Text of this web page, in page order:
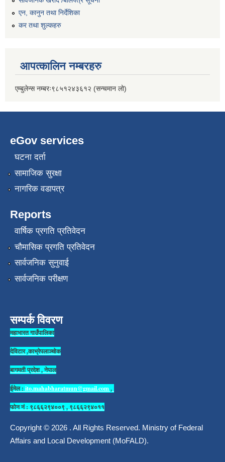
एन, कानुन तथा निर्देशिका
कर तथा शुल्कहरु
आपत्कालिन नम्बरहरु
एम्बुलेन्स नम्बरः९८५१२४३६१२ (सन्चमान लो)
eGov services
घटना दर्ता
सामाजिक सुरक्षा
नागरिक वडापत्र
Reports
वार्षिक प्रगति प्रतिवेदन
चौमासिक प्रगति प्रतिवेदन
सार्वजनिक सुनुवाई
सार्वजनिक परीक्षण
सम्पर्क विवरण
महाभारत गाउँपालिका
देविटार ,काभ्रेपलाञ्चोक
बागमती प्रदेश , नेपाल
ईमेल : ito.mahabharatmun@gmail.com,
फोन नं : ९८६६२९४००९ , ९८६६२९४०११
Copyright © 2026 . All Rights Reserved. Ministry of Federal
Affairs and Local Development (MoFALD).